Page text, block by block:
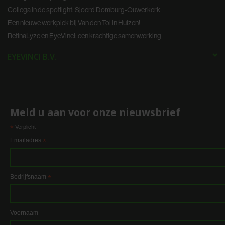
informatie die u aan ze heeft verstrekt of die ze hebben
verzameld op basis van uw gebruik van hun services.
Collega in de spotlight: Sjoerd Domburg-Ouwerkerk
Een nieuwe werkplek bij Van den Tol in Huizen!
RetinaLyze en EyeVinci: een krachtige samenwerking
EYEVINCI B.V.
Meld u aan voor onze nieuwsbrief
* Verplicht
Emailadres *
Bedrijfsnaam *
Voornaam